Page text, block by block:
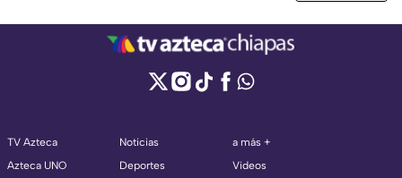
TV Azteca
Azteca UNO
Noticias
Deportes
a más +
Videos